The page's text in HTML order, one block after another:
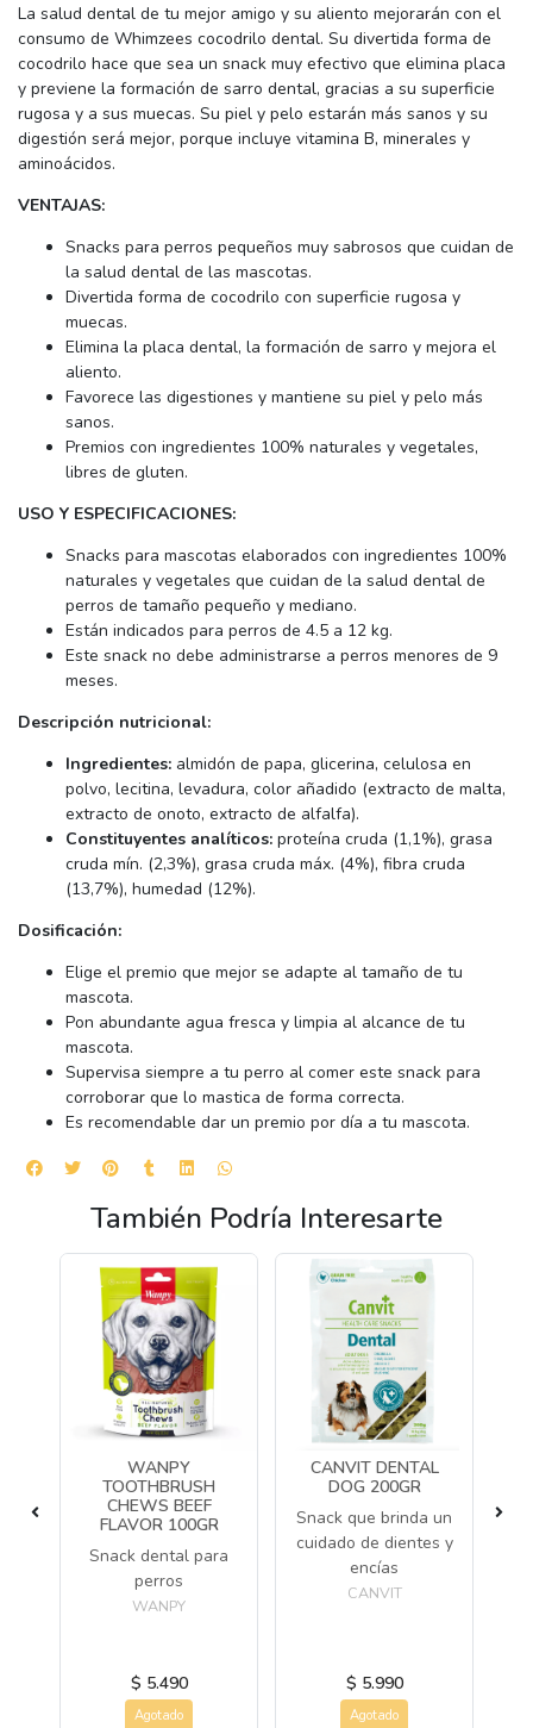
La salud dental de tu mejor amigo y su aliento mejorarán con el
consumo de Whimzees cocodrilo dental. Su divertida forma de
cocodrilo hace que sea un snack muy efectivo que elimina placa
y previene la formación de sarro dental, gracias a su superficie
rugosa y a sus muecas. Su piel y pelo estarán más sanos y su
digestión será mejor, porque incluye vitamina B, minerales y
aminoácidos.
VENTAJAS:
Snacks para perros pequeños muy sabrosos que cuidan de
la salud dental de las mascotas.
Divertida forma de cocodrilo con superficie rugosa y
muecas.
Elimina la placa dental, la formación de sarro y mejora el
aliento.
Favorece las digestiones y mantiene su piel y pelo más
sanos.
Premios con ingredientes 100% naturales y vegetales,
libres de gluten.
USO Y ESPECIFICACIONES:
Snacks para mascotas elaborados con ingredientes 100%
naturales y vegetales que cuidan de la salud dental de
perros de tamaño pequeño y mediano.
Están indicados para perros de 4.5 a 12 kg.
Este snack no debe administrarse a perros menores de 9
meses.
Descripción nutricional:
Ingredientes: almidón de papa, glicerina, celulosa en
polvo, lecitina, levadura, color añadido (extracto de malta,
extracto de onoto, extracto de alfalfa).
Constituyentes analíticos: proteína cruda (1,1%), grasa
cruda mín. (2,3%), grasa cruda máx. (4%), fibra cruda
(13,7%), humedad (12%).
Dosificación:
Elige el premio que mejor se adapte al tamaño de tu
mascota.
Pon abundante agua fresca y limpia al alcance de tu
mascota.
Supervisa siempre a tu perro al comer este snack para
corroborar que lo mastica de forma correcta.
Es recomendable dar un premio por día a tu mascota.
También Podría Interesarte
WANPY
TOOTHBRUSH
CHEWS BEEF
FLAVOR 100GR
Snack dental para
perros
WANPY
$ 5.490
Agotado
CANVIT DENTAL
DOG 200GR
Snack que brinda un
cuidado de dientes y
encías
CANVIT
$ 5.990
Agotado